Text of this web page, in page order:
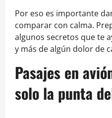
Por eso es importante
comparar con calma.
algunos secretos que te
y más de algún dolor de
Pasajes en
solo la punta